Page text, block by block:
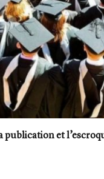
publication et